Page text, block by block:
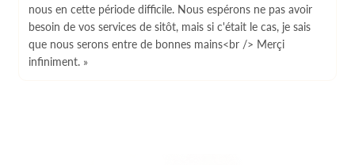
nous en cette période difficile. Nous espérons ne pas avoir
besoin de vos services de sitôt, mais si c'était le cas, je sais
que nous serons entre de bonnes mains<br /> Merçi
infiniment. »